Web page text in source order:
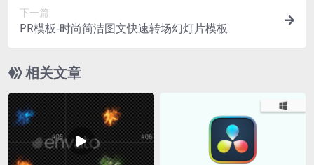
下一篇
PR模板-时尚简洁图文快速转场幻灯片模板
相关文章